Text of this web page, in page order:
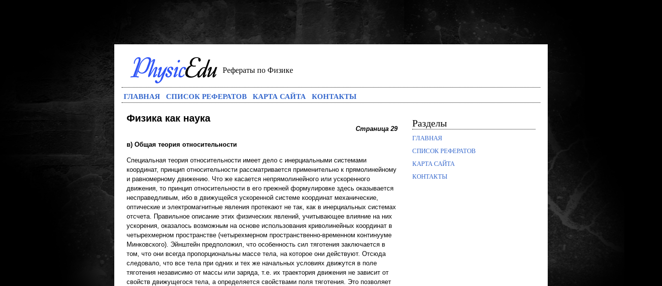
Рефераты по Физике
ГЛАВНАЯ СПИСОК РЕФЕРАТОВ КАРТА САЙТА КОНТАКТЫ
Физика как наука
Страница 29
в) Общая теория относительности
Специальная теория относительности имеет дело с инерциальными системами
координат, принцип относительности рассматривается применительно к прямолинейному
и равномерному движению. Что же касается непрямолинейного или ускоренного
движения, то принцип относительности в его прежней формулировке здесь оказывается
несправедливым, ибо в движущейся ускоренной системе координат механические,
оптические и электромагнитные явления протекают не так, как в инерциальных системах
отсчета. Правильное описание этих физических явлений, учитывающее влияние на них
ускорения, оказалось возможным на основе использования криволинейных координат в
четырехмерном пространстве (четырехмерном пространственно-временном континууме
Минковского). Эйнштейн предположил, что особенность сил тяготения заключается в
том, что они всегда пропорциональны массе тела, на которое они действуют. Отсюда
следовало, что все тела при одних и тех же начальных условиях движутся в поле
тяготения независимо от массы или заряда, т.е. их траектория движения не зависит от
свойств движущегося тела, а определяется свойствами поля тяготения. Это позволяет
Разделы
ГЛАВНАЯ
СПИСОК РЕФЕРАТОВ
КАРТА САЙТА
КОНТАКТЫ